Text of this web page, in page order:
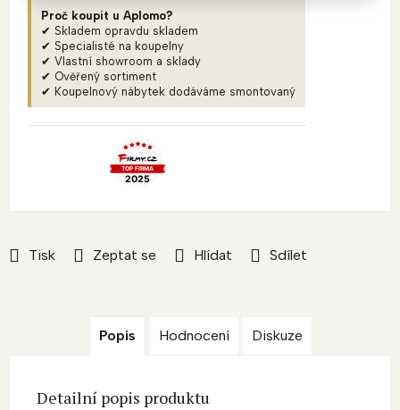
Tisk Zeptat se Hlídat Sdílet
Proč koupit u Aplomo?
✔ Skladem opravdu skladem
✔ Specialisté na koupelny
✔ Vlastní showroom a sklady
✔ Ověřený sortiment
✔ Koupelnový nábytek dodáváme smontovaný
Popis Hodnocení Diskuze
Detailní popis produktu